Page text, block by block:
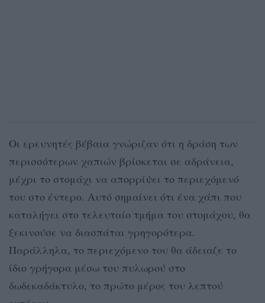
Οι ερευνητές βέβαια γνώριζαν ότι η δράση των
περισσότερων χαπιών βρίσκεται σε αδράνεια,
μέχρι το στομάχι να απορρίψει το περιεχόμενό
του στο έντερο. Αυτό σημαίνει ότι ένα χάπι που
καταλήγει στο τελευταίο τμήμα του στομάχου, θα
ξεκινούσε να διασπάται γρηγορότερα.
Παράλληλα, το περιεχόμενο του θα άδειαζε το
ίδιο γρήγορα μέσω του πυλωρού στο
δωδεκαδάκτυλο, το πρώτο μέρος του λεπτού